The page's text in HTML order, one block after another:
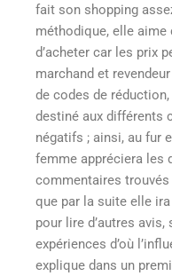
fait son shopping
méthodique, elle
d’acheter car les prix
marchand et
de codes de
destiné aux différents
négatifs ; ainsi, au fur
femme appréciera les
commentaires
que par la suite elle
pour lire d’autres
expériences d’où
explique dans un